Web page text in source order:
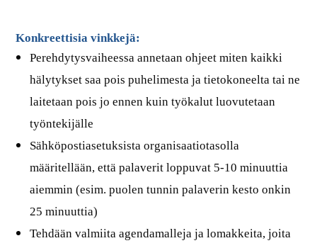
Konkreettisia vinkkejä:
Perehdytysvaiheessa annetaan ohjeet miten kaikki
hälytykset saa pois puhelimesta ja tietokoneelta tai ne
laitetaan pois jo ennen kuin työkalut luovutetaan
työntekijälle
Sähköpostiasetuksista organisaatiotasolla
määritellään, että palaverit loppuvat 5-10 minuuttia
aiemmin (esim. puolen tunnin palaverin kesto onkin
25 minuuttia)
Tehdään valmiita agendamalleja ja lomakkeita, joita